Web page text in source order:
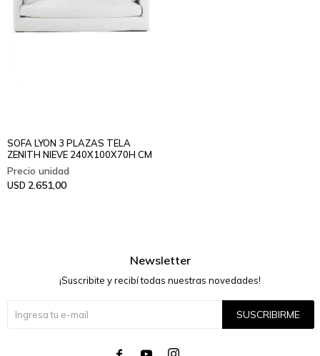
SOFA LYON 3 PLAZAS TELA
ZENITH NIEVE 240X100X70H CM
USD 2.651,00
Newsletter
¡Suscribite y recibí todas nuestras novedades!
SUSCRIBIRME
  